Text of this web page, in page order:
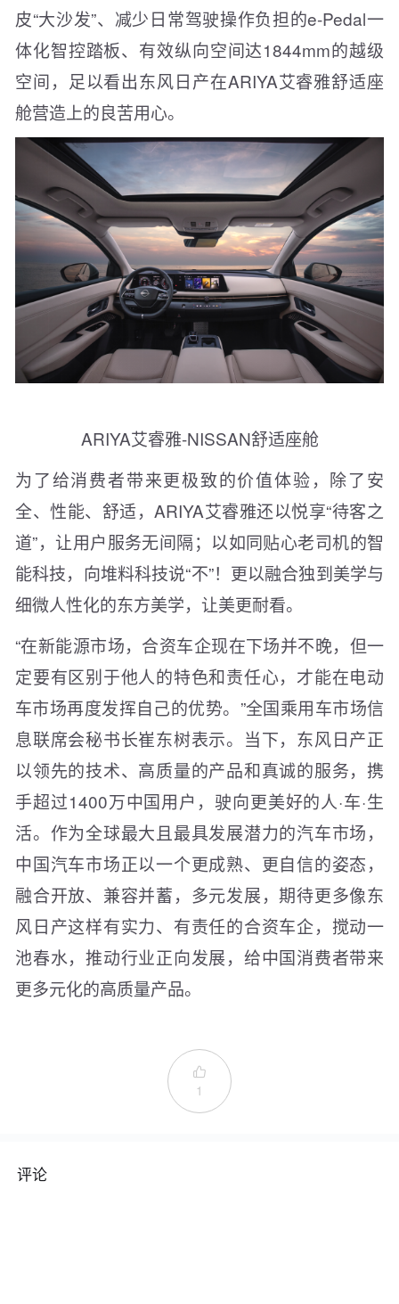
皮“大沙发”、减少日常驾驶操作负担的e-Pedal一
体化智控踏板、有效纵向空间达1844mm的越级
空间，足以看出东风日产在ARIYA艾睿雅舒适座
舱营造上的良苦用心。
ARIYA艾睿雅-NISSAN舒适座舱
为了给消费者带来更极致的价值体验，除了安
全、性能、舒适，ARIYA艾睿雅还以悦享“待客之
道”，让用户服务无间隔；以如同贴心老司机的智
能科技，向堆料科技说“不”！更以融合独到美学与
细微人性化的东方美学，让美更耐看。
“在新能源市场，合资车企现在下场并不晚，但一
定要有区别于他人的特色和责任心，才能在电动
车市场再度发挥自己的优势。”全国乘用车市场信
息联席会秘书长崔东树表示。当下，东风日产正
以领先的技术、高质量的产品和真诚的服务，携
手超过1400万中国用户，驶向更美好的人·车·生
活。作为全球最大且最具发展潜力的汽车市场，
中国汽车市场正以一个更成熟、更自信的姿态，
融合开放、兼容并蓄，多元发展，期待更多像东
风日产这样有实力、有责任的合资车企，搅动一
池春水，推动行业正向发展，给中国消费者带来
更多元化的高质量产品。

1
评论